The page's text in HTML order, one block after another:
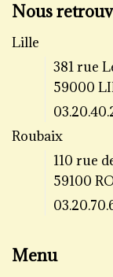
Nous
Lille
381 rue
59000
Roubaix
110 rue
59100
Menu